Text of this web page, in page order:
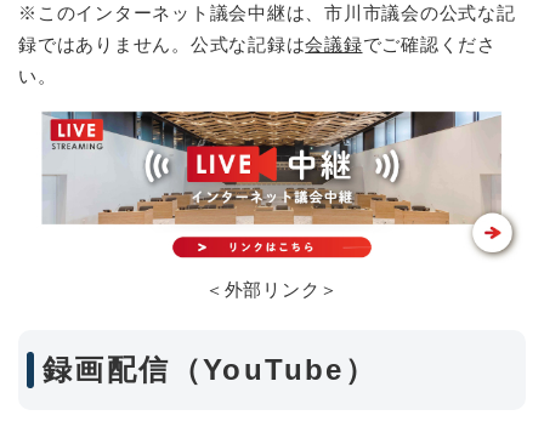
※このインターネット議会中継は、市川市議会の公式な記
録ではありません。公式な記録は会議録でご確認くださ
い。
＜外部リンク＞
録画配信（YouTube）